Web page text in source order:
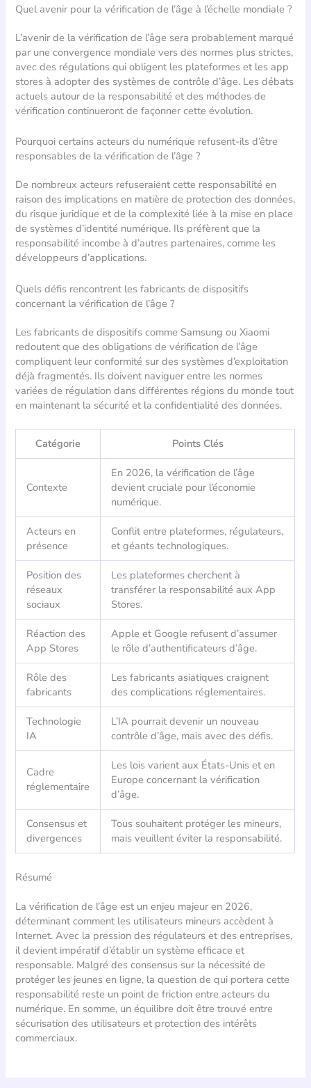
Quel avenir pour la vérification de l’âge à l’échelle mondiale ?
L’avenir de la vérification de l’âge sera probablement marqué
par une convergence mondiale vers des normes plus strictes,
avec des régulations qui obligent les plateformes et les app
stores à adopter des systèmes de contrôle d’âge. Les débats
actuels autour de la responsabilité et des méthodes de
vérification continueront de façonner cette évolution.
Pourquoi certains acteurs du numérique refusent-ils d’être
responsables de la vérification de l’âge ?
De nombreux acteurs refuseraient cette responsabilité en
raison des implications en matière de protection des données,
du risque juridique et de la complexité liée à la mise en place
de systèmes d’identité numérique. Ils préfèrent que la
responsabilité incombe à d’autres partenaires, comme les
développeurs d’applications.
Quels défis rencontrent les fabricants de dispositifs
concernant la vérification de l’âge ?
Les fabricants de dispositifs comme Samsung ou Xiaomi
redoutent que des obligations de vérification de l’âge
compliquent leur conformité sur des systèmes d’exploitation
déjà fragmentés. Ils doivent naviguer entre les normes
variées de régulation dans différentes régions du monde tout
en maintenant la sécurité et la confidentialité des données.
Catégorie Points Clés
Contexte
En 2026, la vérification de l’âge
devient cruciale pour l’économie
numérique.
Acteurs en
présence
Conflit entre plateformes, régulateurs,
et géants technologiques.
Position des
réseaux
sociaux
Les plateformes cherchent à
transférer la responsabilité aux App
Stores.
Réaction des
App Stores
Apple et Google refusent d’assumer
le rôle d’authentificateurs d’âge.
Rôle des
fabricants
Les fabricants asiatiques craignent
des complications réglementaires.
Technologie
IA
L’IA pourrait devenir un nouveau
contrôle d’âge, mais avec des défis.
Cadre
réglementaire
Les lois varient aux États-Unis et en
Europe concernant la vérification
d’âge.
Consensus et
divergences
Tous souhaitent protéger les mineurs,
mais veuillent éviter la responsabilité.
Résumé
La vérification de l’âge est un enjeu majeur en 2026,
déterminant comment les utilisateurs mineurs accèdent à
Internet. Avec la pression des régulateurs et des entreprises,
il devient impératif d’établir un système efficace et
responsable. Malgré des consensus sur la nécessité de
protéger les jeunes en ligne, la question de qui portera cette
responsabilité reste un point de friction entre acteurs du
numérique. En somme, un équilibre doit être trouvé entre
sécurisation des utilisateurs et protection des intérêts
commerciaux.